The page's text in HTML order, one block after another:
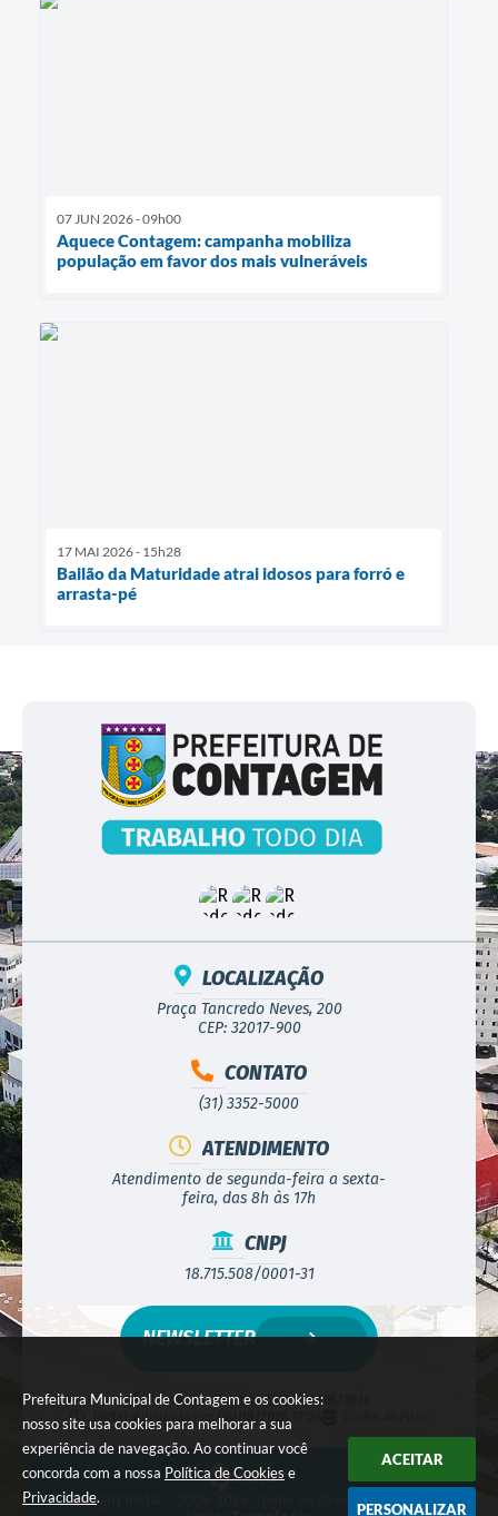
Prefeitura Municipal de Contagem e os cookies:
nosso site usa cookies para melhorar a sua
experiência de navegação. Ao continuar você
concorda com a nossa Política de Cookies e
Privacidade.
ACEITAR
PERSONALIZAR
07 JUN 2026 - 09h00
Aquece Contagem: campanha mobiliza
população em favor dos mais vulneráveis
17 MAI 2026 - 15h28
Bailão da Maturidade atrai idosos para forró e
arrasta-pé
LOCALIZAÇÃO
Praça Tancredo Neves, 200
CEP: 32017-900
CONTATO
(31) 3352-5000
ATENDIMENTO
Atendimento de segunda-feira a sexta-
feira, das 8h às 17h
CNPJ
18.715.508/0001-31
Versão do Sistema:3.5.3 - 19/06/2026
Portal atualizado em:
06/08/2026 17:24
NEWSLETTER
© Copyright Instar - 2006-2026. Todos os direitos reservados -